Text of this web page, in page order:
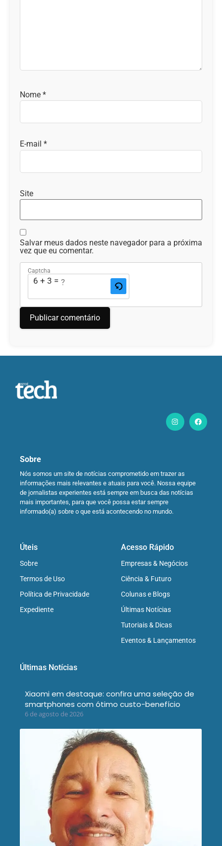
Nome *
E-mail *
Site
Salvar meus dados neste navegador para a próxima
vez que eu comentar.
Captcha
6 + 3 = ?
Sobre
Nós somos um site de notícias comprometido em trazer as
informações mais relevantes e atuais para você. Nossa equipe
de jornalistas experientes está sempre em busca das notícias
mais importantes, para que você possa estar sempre
informado(a) sobre o que está acontecendo no mundo.
Úteis
Sobre
Termos de Uso
Política de Privacidade
Expediente
Acesso Rápido
Empresas & Negócios
Ciência & Futuro
Colunas e Blogs
Últimas Notícias
Tutoriais & Dicas
Eventos & Lançamentos
Últimas Notícias
Xiaomi em destaque: confira uma seleção de
smartphones com ótimo custo-benefício
6 de agosto de 2026